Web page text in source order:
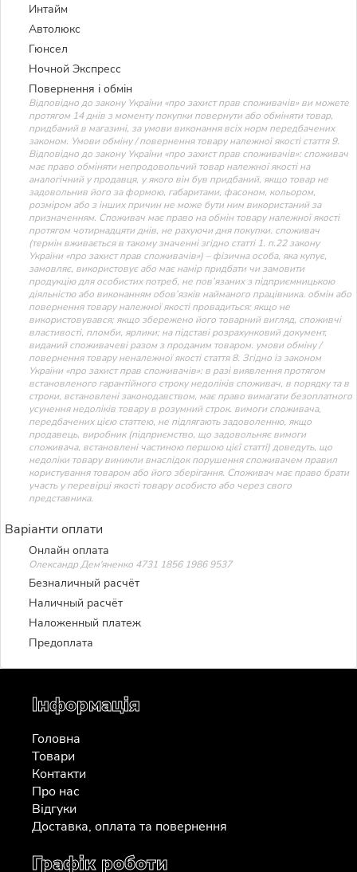
Интайм
Автолюкс
Гюнсел
Ночной Экспресс
Повернення і обмін
Відповідно до закону України «про захист прав споживачів» ви можете
протягом 14 днів з моменту покупки повернути або обміняти товар,
придбаний в магазині, за умови виконання всіх норм передбачених
законом. Умови обміну / повернення товару належної якості стаття 9.
Відповідно до закону України «про захист прав споживачів»: споживач
має право обміняти непродовольчий товар належної якості на
аналогічний у продавця, у якого він був придбаний, якщо товар не
задовольнив його за формою, габаритами, фасоном, кольором,
розміром або з інших причин не може бути ним використаний за
призначенням. Споживач має право на обмін товару належної якості
протягом чотирнадцяти днів, не рахуючи дня покупки. споживач
(термін вживається в такому значенні згідно статті 1. п.22 закону
України «про захист прав споживачів») – фізична особа, яка купує,
замовляє, використовує або має намір придбати чи замовити
продукцію для особистих потреб, не пов’язаних з підприємницькою
діяльністю або виконанням обов’язків найманого працівника. обмін або
повернення товару належної якості провадиться: якщо не
використовувався; якщо збережено його товарний вигляд, споживчі
властивості, пломби, ярлики; на підставі розрахунковий документ,
виданий споживачеві разом з проданим товаром. умови обміну /
повернення товару неналежної якості стаття 8. Згідно із законом
України «про захист прав споживачів»: в разі виявлення протягом
встановленого гарантійного строку недоліків споживач, в порядку та в
строки, встановлені законодавством, має право вимагати безоплатного
усунення недоліків товару в розумний строк. вимоги споживача,
передбачених цією статтею, не підлягають задоволенню, якщо
продавець, виробник (підприємство, що задовольняє вимоги
споживача, встановлені частиною першою цієї статті) доведуть, що
недоліки товару виникли внаслідок порушення споживачем правил
користування товаром або його зберігання. Споживач має право брати
участь у перевірці якості товару особисто або через свого
представника.
Варіанти оплати
Онлайн оплата
Олександр Дем'яненко 4731 1856 1986 9537
Безналичный расчёт
Наличный расчёт
Наложенный платеж
Предоплата
Інформація
Головна
Товари
Контакти
Про нас
Відгуки
Доставка, оплата та повернення
Графік роботи